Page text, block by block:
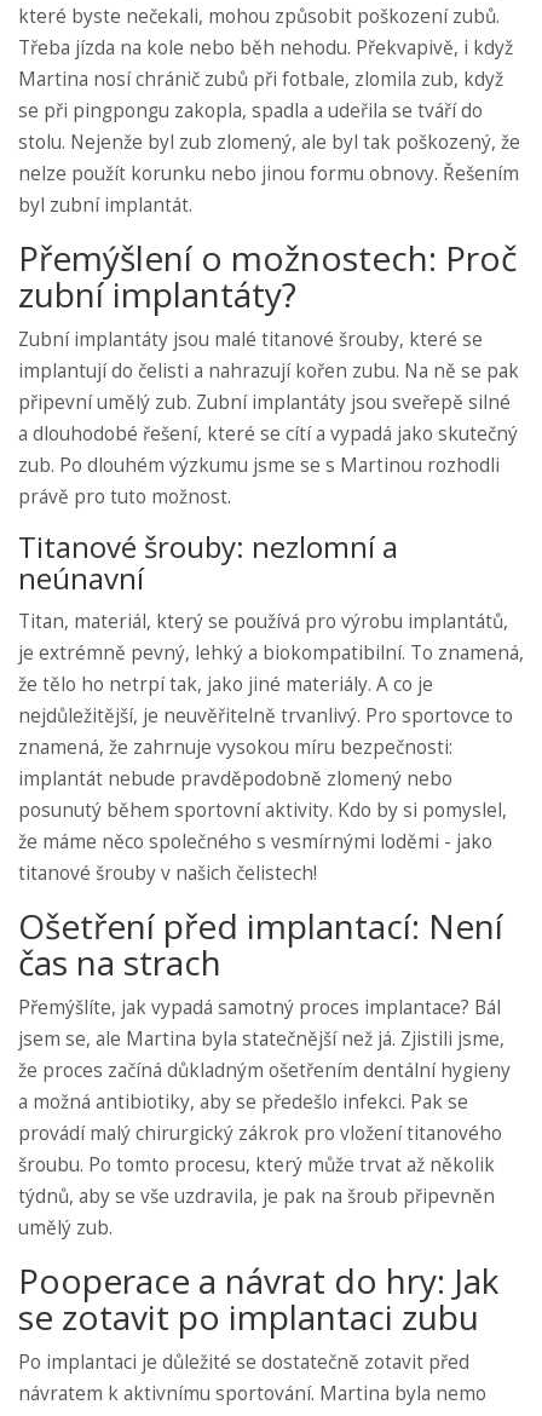
které byste nečekali, mohou způsobit poškození zubů.
Třeba jízda na kole nebo běh nehodu. Překvapivě, i když
Martina nosí chránič zubů při fotbale, zlomila zub, když
se při pingpongu zakopla, spadla a udeřila se tváří do
stolu. Nejenže byl zub zlomený, ale byl tak poškozený, že
nelze použít korunku nebo jinou formu obnovy. Řešením
byl zubní implantát.
Přemýšlení o možnostech: Proč
zubní implantáty?
Zubní implantáty jsou malé titanové šrouby, které se
implantují do čelisti a nahrazují kořen zubu. Na ně se pak
připevní umělý zub. Zubní implantáty jsou sveřepě silné
a dlouhodobé řešení, které se cítí a vypadá jako skutečný
zub. Po dlouhém výzkumu jsme se s Martinou rozhodli
právě pro tuto možnost.
Titanové šrouby: nezlomní a
neúnavní
Titan, materiál, který se používá pro výrobu implantátů,
je extrémně pevný, lehký a biokompatibilní. To znamená,
že tělo ho netrpí tak, jako jiné materiály. A co je
nejdůležitější, je neuvěřitelně trvanlivý. Pro sportovce to
znamená, že zahrnuje vysokou míru bezpečnosti:
implantát nebude pravděpodobně zlomený nebo
posunutý během sportovní aktivity. Kdo by si pomyslel,
že máme něco společného s vesmírnými loděmi - jako
titanové šrouby v našich čelistech!
Ošetření před implantací: Není
čas na strach
Přemýšlíte, jak vypadá samotný proces implantace? Bál
jsem se, ale Martina byla statečnější než já. Zjistili jsme,
že proces začíná důkladným ošetřením dentální hygieny
a možná antibiotiky, aby se předešlo infekci. Pak se
provádí malý chirurgický zákrok pro vložení titanového
šroubu. Po tomto procesu, který může trvat až několik
týdnů, aby se vše uzdravila, je pak na šroub připevněn
umělý zub.
Pooperace a návrat do hry: Jak
se zotavit po implantaci zubu
Po implantaci je důležité se dostatečně zotavit před
návratem k aktivnímu sportování. Martina byla nemo